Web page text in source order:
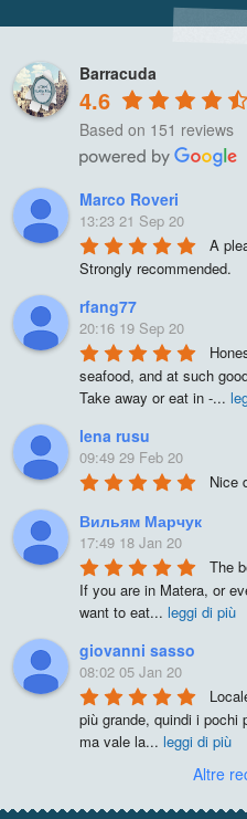
Barracuda
4.6
Based on 151 reviews
Marco Roveri
13:23 21 Sep 20
A
Strongly recommended.
rfang77
20:16 19 Sep 20
seafood, and at such
Take away or eat in -...
lena rusu
09:49 29 Feb 20
Nice
Вильям Марчук
17:49 18 Jan 20
The
If you are in Matera, or
want to eat... leggi di più
giovanni sasso
08:02 05 Jan 20
più grande, quindi i pochi
ma vale la... leggi di più
Altre